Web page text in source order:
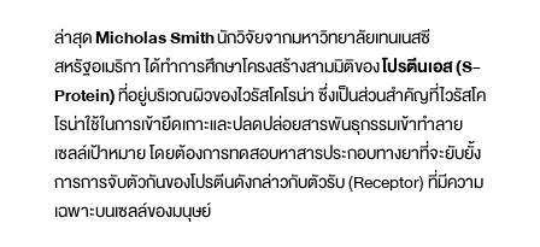
ล่าสุดMicholas Smithนักวิจัยจากมหาวิทยาลัยเทนเนสซี
สหรัฐอเมริกา ได้ทำการศึกษาโครงสร้างสามมิติของโปรตีนเอส(S-
Protein)ที่อยู่บริเวณผิวของไวรัสโคโรน่า ซึ่งเป็นส่วนสำคัญที่ไวรัสโค
โรน่าใช้ในการเข้ายึดเกาะและปลดปล่อยสารพันธุกรรมเข้าทำลาย
เซลล์เป้าหมาย โดยต้องการทดสอบหาสารประกอบทางยาที่จะยับยั้ง
การการจับตัวกันของโปรตีนดังกล่าวกับตัวรับ (Receptor) ที่มีความ
เฉพาะบนเซลล์ของมนุษย์